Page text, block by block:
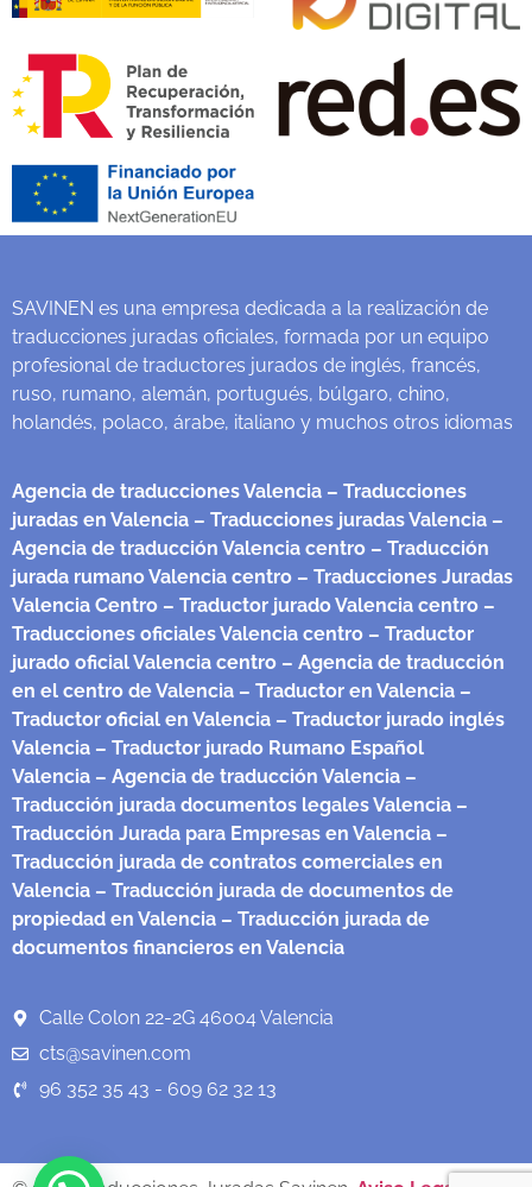
SAVINEN es una empresa dedicada a la realización de
traducciones juradas oficiales, formada por un equipo
profesional de traductores jurados de inglés, francés,
ruso, rumano, alemán, portugués, búlgaro, chino,
holandés, polaco, árabe, italiano y muchos otros idiomas
Agencia de traducciones Valencia – Traducciones
juradas en Valencia – Traducciones juradas Valencia –
Agencia de traducción Valencia centro – Traducción
jurada rumano Valencia centro – Traducciones Juradas
Valencia Centro – Traductor jurado Valencia centro –
Traducciones oficiales Valencia centro – Traductor
jurado oficial Valencia centro – Agencia de traducción
en el centro de Valencia – Traductor en Valencia –
Traductor oficial en Valencia – Traductor jurado inglés
Valencia – Traductor jurado Rumano Español
Valencia – Agencia de traducción Valencia –
Traducción jurada documentos legales Valencia –
Traducción Jurada para Empresas en Valencia –
Traducción jurada de contratos comerciales en
Valencia – Traducción jurada de documentos de
propiedad en Valencia – Traducción jurada de
documentos financieros en Valencia
Calle Colon 22-2G 46004 Valencia
cts@savinen.com
96 352 35 43 - 609 62 32 13